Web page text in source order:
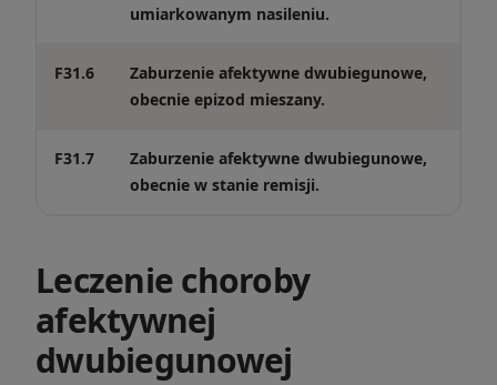
umiarkowanym nasileniu.
F31.6
Zaburzenie afektywne dwubiegunowe,
obecnie epizod mieszany.
F31.7
Zaburzenie afektywne dwubiegunowe,
obecnie w stanie remisji.
Leczenie choroby
afektywnej
dwubiegunowej